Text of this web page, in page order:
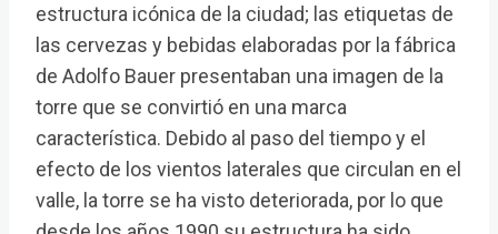
estructura icónica de la ciudad; las etiquetas de
las cervezas y bebidas elaboradas por la fábrica
de Adolfo Bauer presentaban una imagen de la
torre que se convirtió en una marca
característica.​ Debido al paso del tiempo y el
efecto de los vientos laterales que circulan en el
valle, la torre se ha visto deteriorada, por lo que